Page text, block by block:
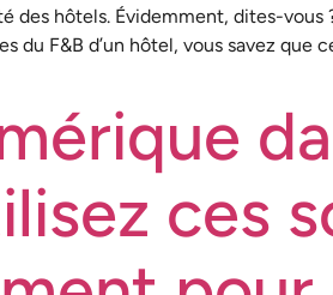
des hôtels. Évidemment, dites-
du F&B d’un hôtel, vous savez
ces